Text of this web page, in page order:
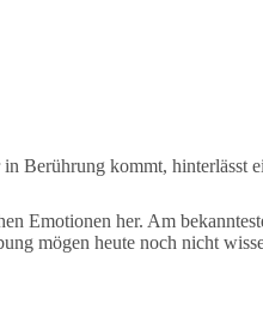
Berührung kommt, hinterlässt
Emotionen her. Am
mögen heute noch nicht